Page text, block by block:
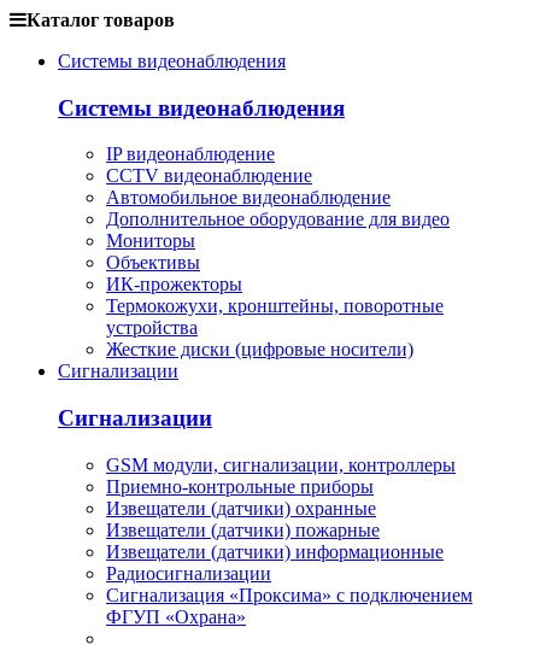
Каталог товаров
Системы видеонаблюдения
Системы видеонаблюдения
IP видеонаблюдение
CCTV видеонаблюдение
Автомобильное видеонаблюдение
Дополнительное оборудование для видео
Мониторы
Объективы
ИК-прожекторы
Термокожухи, кронштейны, поворотные
устройства
Жесткие диски (цифровые носители)
Сигнализации
Сигнализации
GSM модули, сигнализации, контроллеры
Приемно-контрольные приборы
Извещатели (датчики) охранные
Извещатели (датчики) пожарные
Извещатели (датчики) информационные
Радиосигнализации
Сигнализация «Проксима» с подключением
ФГУП «Охрана»